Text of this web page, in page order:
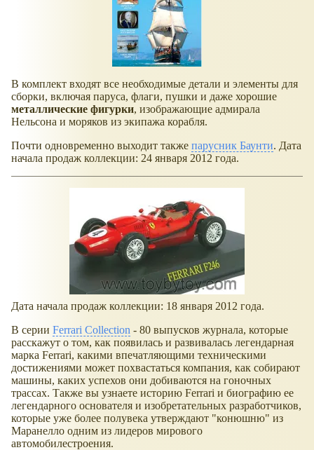
В комплект входят все необходимые детали и элементы для
сборки, включая паруса, флаги, пушки и даже хорошие
металлические фигурки, изображающие адмирала
Нельсона и моряков из экипажа корабля.
Почти одновременно выходит также парусник Баунти. Дата
начала продаж коллекции: 24 января 2012 года.
Дата начала продаж коллекции: 18 января 2012 года.
В серии Ferrari Collection - 80 выпусков журнала, которые
расскажут о том, как появилась и развивалась легендарная
марка Ferrari, какими впечатляющими техническими
достижениями может похвастаться компания, как собирают
машины, каких успехов они добиваются на гоночных
трассах. Также вы узнаете историю Ferrari и биографию ее
легендарного основателя и изобретательных разработчиков,
которые уже более полувека утверждают "конюшню" из
Маранелло одним из лидеров мирового
автомобилестроения.